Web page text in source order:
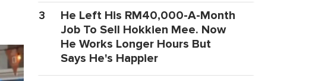
3
He Left His RM40,000-A-Month
Job To Sell Hokkien Mee. Now
He Works Longer Hours But
Says He's Happier